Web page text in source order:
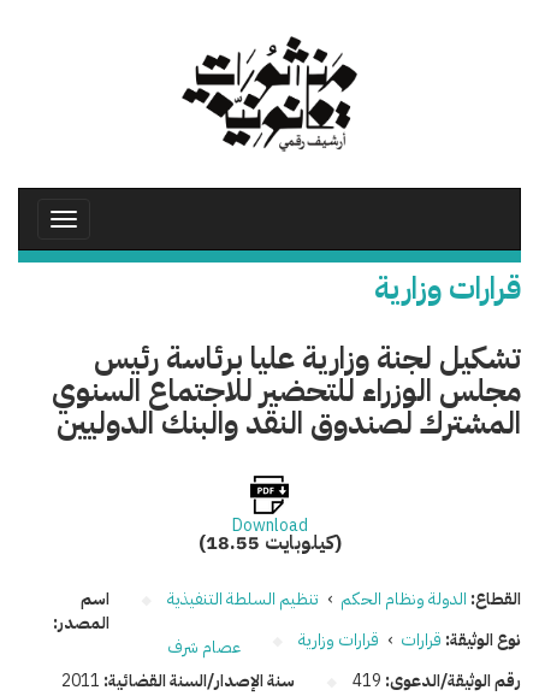
Toggle
قرارات وزارية
تشكيل لجنة وزارية عليا برئاسة رئيس
مجلس الوزراء للتحضير للاجتماع السنوي
المشترك لصندوق النقد والبنك الدوليين
Download
(18.55 كيلوبايت)
القطاع: الدولة ونظام الحكم › تنظيم السلطة التنفيذية
نوع الوثيقة: قرارات › قرارات وزارية
رقم الوثيقة/الدعوى: 419 سنة الإصدار/السنة القضائية: 2011
اسم
المصدر:
عصام شرف